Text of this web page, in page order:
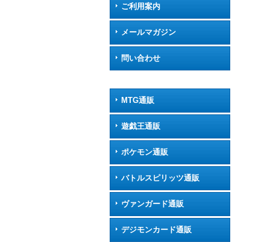
ご利用案内
メールマガジン
問い合わせ
MTG通販
遊戯王通販
ポケモン通販
バトルスピリッツ通販
ヴァンガード通販
デジモンカード通販